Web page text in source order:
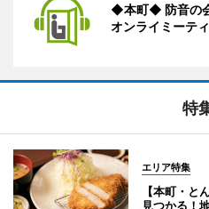
◆本町◆ 防音の
オンライミーテ
特
エリア特集
【本町・と
見つかる！